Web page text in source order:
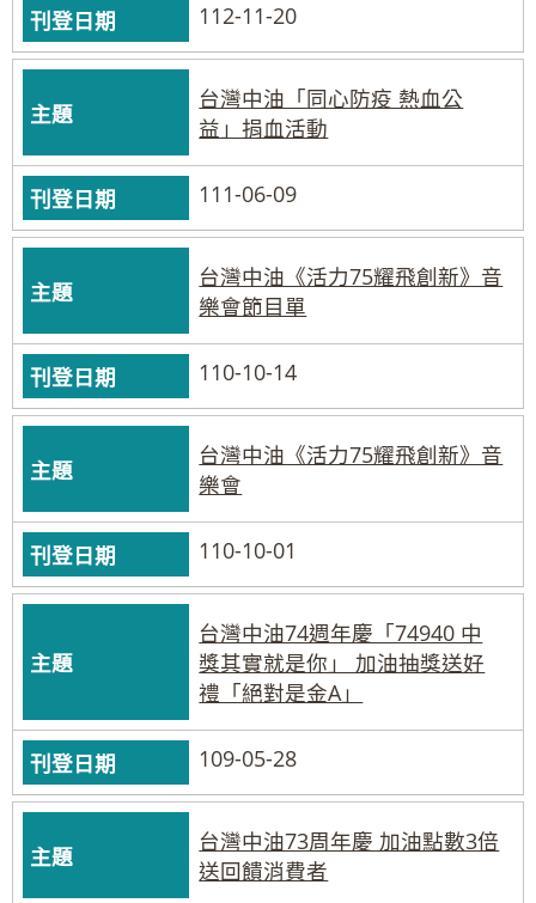
112-11-20
台灣中油「同心防疫 熱血公
益」捐血活動
111-06-09
台灣中油《活力75耀飛創新》音
樂會節目單
110-10-14
台灣中油《活力75耀飛創新》音
樂會
110-10-01
台灣中油74週年慶「74940 中
獎其實就是你」 加油抽獎送好
禮「絕對是金A」
109-05-28
台灣中油73周年慶 加油點數3倍
送回饋消費者